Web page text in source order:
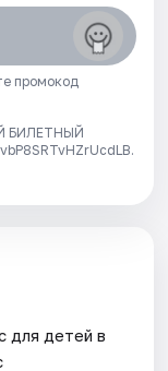
промокод
БИЛЕТНЫЙ
для детей в